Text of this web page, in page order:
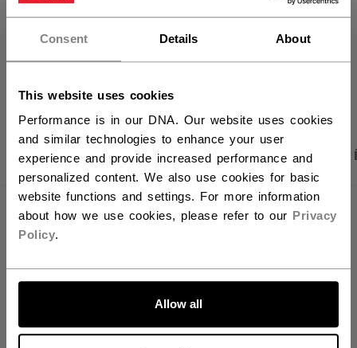
Consent Details About
This website uses cookies
Performance is in our DNA. Our website uses cookies
and similar technologies to enhance your user
experience and provide increased performance and
personalized content. We also use cookies for basic
website functions and settings. For more information
about how we use cookies, please refer to our Privacy
Policy.
Allow all
Vous souhaitez expédier des
produits aux États-Unis ?
ALLONS-Y !
Politique de livraison Retours gratuits
PHOTOS DU PRODUIT CARACTÉRISTIQUES
CARACTÉRISTIQUES
GROUPE D'ÂGE
Adult
SS5